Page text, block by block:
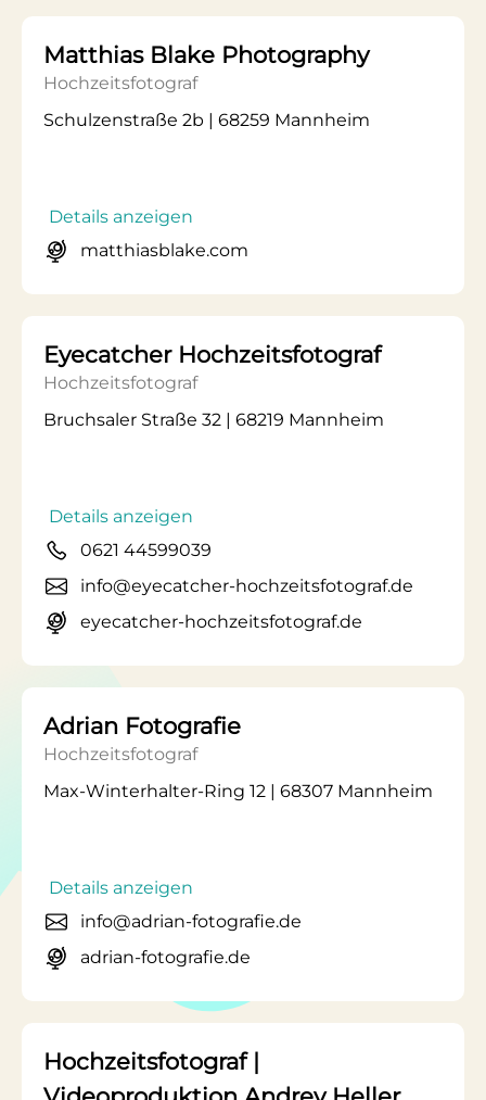
Matthias Blake Photography
Hochzeitsfotograf
Schulzenstraße 2b | 68259 Mannheim
Details anzeigen
matthiasblake.com
Eyecatcher Hochzeitsfotograf
Hochzeitsfotograf
Bruchsaler Straße 32 | 68219 Mannheim
Details anzeigen
0621 44599039
info@eyecatcher-hochzeitsfotograf.de
eyecatcher-hochzeitsfotograf.de
Adrian Fotografie
Hochzeitsfotograf
Max-Winterhalter-Ring 12 | 68307 Mannheim
Details anzeigen
info@adrian-fotografie.de
adrian-fotografie.de
Hochzeitsfotograf |